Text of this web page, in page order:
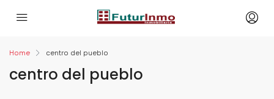
Home centro del pueblo
centro del pueblo